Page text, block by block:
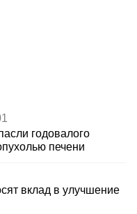
годовалого
печени
вклад в улучшение